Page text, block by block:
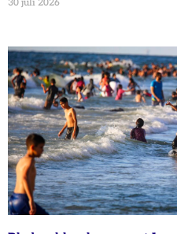
30 juli 2026